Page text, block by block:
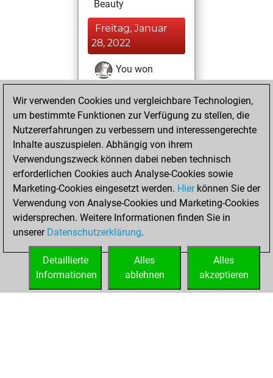
Beauty
Freitag, Januar
28, 2022
You won
against Fritz
Fritz
You achieved a
BeautyScore of 52
new Elo of 1630
Montag,
November 30,
2020
You created
your Fritz account
Wir verwenden Cookies und vergleichbare Technologien,
um bestimmte Funktionen zur Verfügung zu stellen, die
Nutzererfahrungen zu verbessern und interessengerechte
Inhalte auszuspielen. Abhängig von ihrem
Verwendungszweck können dabei neben technisch
erforderlichen Cookies auch Analyse-Cookies sowie
Marketing-Cookies eingesetzt werden. Hierkönnen Sie der
Verwendung von Analyse-Cookies und Marketing-Cookies
widersprechen. Weitere Informationen finden Sie in
unserer Datenschutzerklärung.
Alles
akzeptieren
Alles
ablehnen
Detaillierte
Informationen